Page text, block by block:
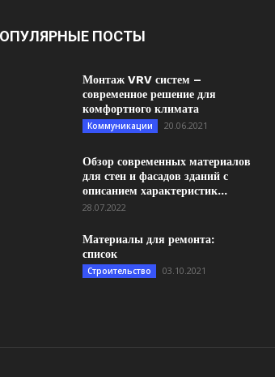
ПОСТЫ
Монтаж VRV систем –
современное решение для
комфортного климата
Коммуникации 20.06.2021
Обзор современных материалов
для стен и фасадов зданий с
описанием характеристик...
28.07.2022
Материалы для ремонта:
список
Строительство 03.10.2021